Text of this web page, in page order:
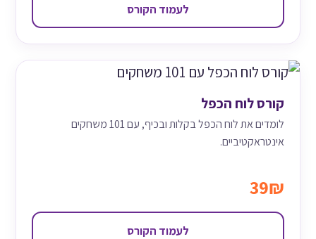
לעמוד הקורס
קורס לוח הכפל
לומדים את לוח הכפל בקלות ובכיף, עם 101 משחקים
אינטראקטיביים.
39₪
לעמוד הקורס